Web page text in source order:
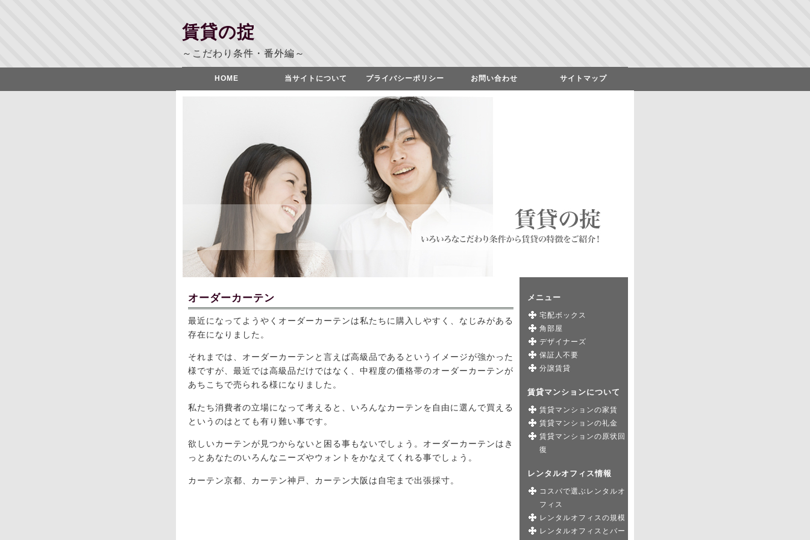
賃貸の掟
～こだわり条件・番外編～
HOME 当サイトについて プライバシーポリシー お問い合わせ サイトマップ
オーダーカーテン
最近になってようやくオーダーカーテンは私たちに購入しやすく、なじみがある
存在になりました。
それまでは、オーダーカーテンと言えば高級品であるというイメージが強かった
様ですが、最近では高級品だけではなく、中程度の価格帯のオーダーカーテンが
あちこちで売られる様になりました。
私たち消費者の立場になって考えると、いろんなカーテンを自由に選んで買える
というのはとても有り難い事です。
欲しいカーテンが見つからないと困る事もないでしょう。オーダーカーテンはき
っとあなたのいろんなニーズやウォントをかなえてくれる事でしょう。
カーテン京都、カーテン神戸、カーテン大阪は自宅まで出張採寸。
メニュー
宅配ボックス
角部屋
デザイナーズ
保証人不要
分譲賃貸
賃貸マンションについて
賃貸マンションの家賃
賃貸マンションの礼金
賃貸マンションの原状回
復
レンタルオフィス情報
コスパで選ぶレンタルオ
フィス
レンタルオフィスの規模
レンタルオフィスとバー